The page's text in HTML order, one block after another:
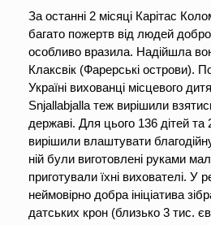
За останні 2 місяці Карітас
багато пожертв від людей
особливо вразила. Надійшла
Клаксвік (Фарерські острови).
Україні вихованці місцевого
Snjallabjalla теж вирішили
державі. Для цього 136 дітей та
вирішили влаштувати
ній були виготовлені руками
приготували їхні вихователі. У
неймовірно добра ініціатива
датських крон (близько 3 тис.